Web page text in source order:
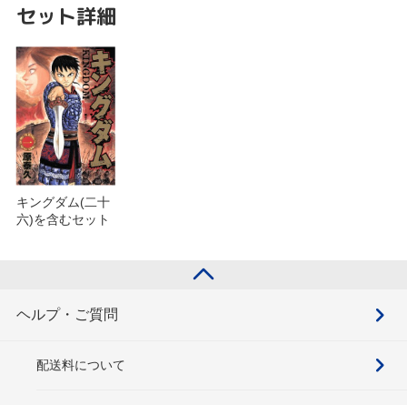
セット詳細
キングダム(二十
六)を含むセット
ヘルプ・ご質問
配送料について